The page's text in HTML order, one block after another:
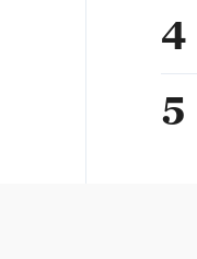
4
5